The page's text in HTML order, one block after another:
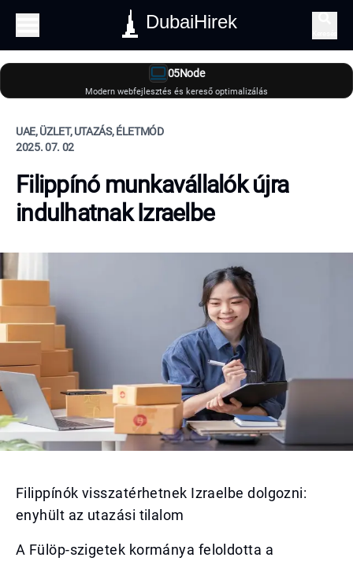
DubaiHirek
05Node
Modern webfejlesztés és kereső optimalizálás
UAE, ÜZLET, UTAZÁS, ÉLETMÓD
2025. 07. 02
Filippínó munkavállalók újra
indulhatnak Izraelbe
Filippínók visszatérhetnek Izraelbe dolgozni:
enyhült az utazási tilalom
A Fülöp-szigetek kormánya feloldotta a